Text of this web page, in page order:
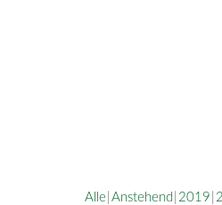
Alle Anstehend 2019